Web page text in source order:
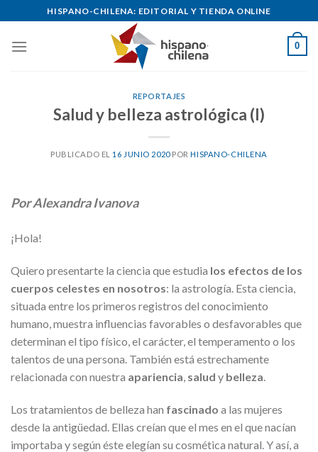
to
content
HISPANO-CHILENA: EDITORIAL Y TIENDA ONLINE
0
REPORTAJES
Salud y belleza astrológica (I)
PUBLICADO EL 16 JUNIO 2020PORHISPANO-CHILENA
Por Alexandra Ivanova
¡Hola!
Quiero presentarte la ciencia que estudia los efectos de los
cuerpos celestes en nosotros: la astrología. Esta ciencia,
situada entre los primeros registros del conocimiento
humano, muestra influencias favorables o desfavorables que
determinan el tipo físico, el carácter, el temperamento o los
talentos de una persona. También está estrechamente
relacionada con nuestra apariencia salud y belleza
Los tratamientos de belleza han fascinado a las mujeres
desde la antigüedad. Ellas creían que el mes en el que nacían
importaba y según éste elegían su cosmética natural. Y así, a